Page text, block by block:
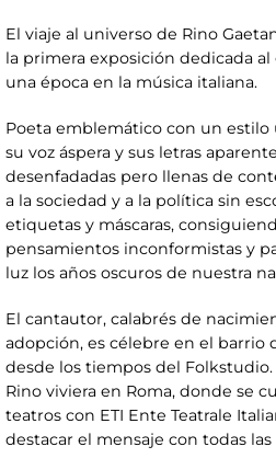
El viaje al universo de Rino
la primera exposición dedicada
una época en la música italiana.
Poeta emblemático con un estilo
su voz áspera y sus letras
desenfadadas pero llenas de
a la sociedad y a la política sin
etiquetas y máscaras,
pensamientos inconformistas y
luz los años oscuros de nuestra
El cantautor, calabrés de
adopción, es célebre en el barrio
desde los tiempos del
Rino viviera en Roma, donde se
teatros con ETI Ente Teatrale
destacar el mensaje con todas